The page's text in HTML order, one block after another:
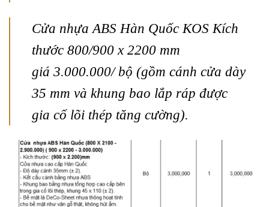
Cửa nhựa ABS Hàn Quốc KOS Kích
thước 800/900 x 2200 mm
giá 3.000.000/ bộ (gồm cánh cửa dày
35 mm và khung bao lắp ráp được
gia cố lõi thép tăng cường).